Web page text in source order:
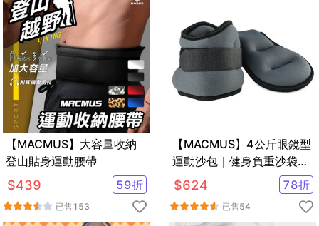
【MACMUS】大容量收納
登山貼身運動腰帶
$439 59折
已售 153
【MACMUS】4公斤眼鏡型
運動沙包｜健身負重沙袋｜
可綁手腕腳踝復健沙包｜多
色可選
$624 78折
已售54